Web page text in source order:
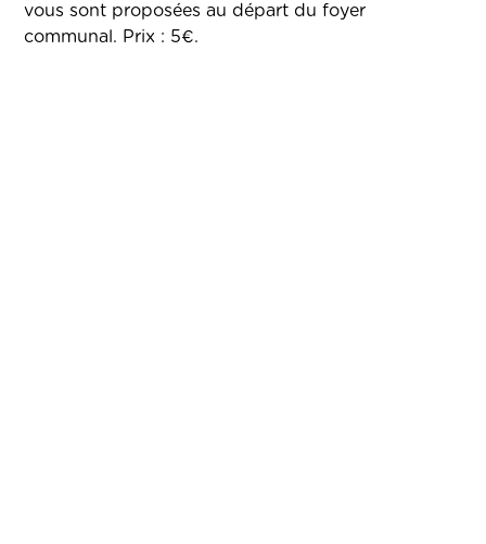
vous sont proposées au départ du foyer
communal. Prix : 5€.